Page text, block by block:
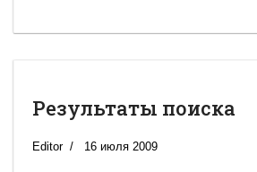
Результаты поиска
Editor 16 июля 2009